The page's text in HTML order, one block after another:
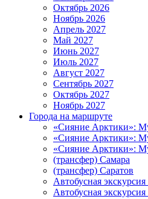
Октябрь 2026
Ноябрь 2026
Апрель 2027
Май 2027
Июнь 2027
Июль 2027
Август 2027
Сентябрь 2027
Октябрь 2027
Ноябрь 2027
Города на маршруте
«Сияние Арктики»:
«Сияние Арктики»:
«Сияние Арктики»:
(трансфер) Самара
(трансфер) Саратов
Автобусная
Автобусная